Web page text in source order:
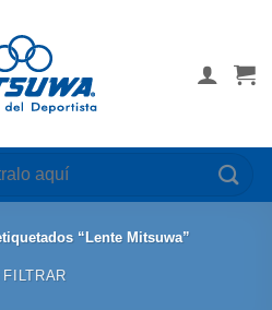
“Lente Mitsuwa”
FILTRAR